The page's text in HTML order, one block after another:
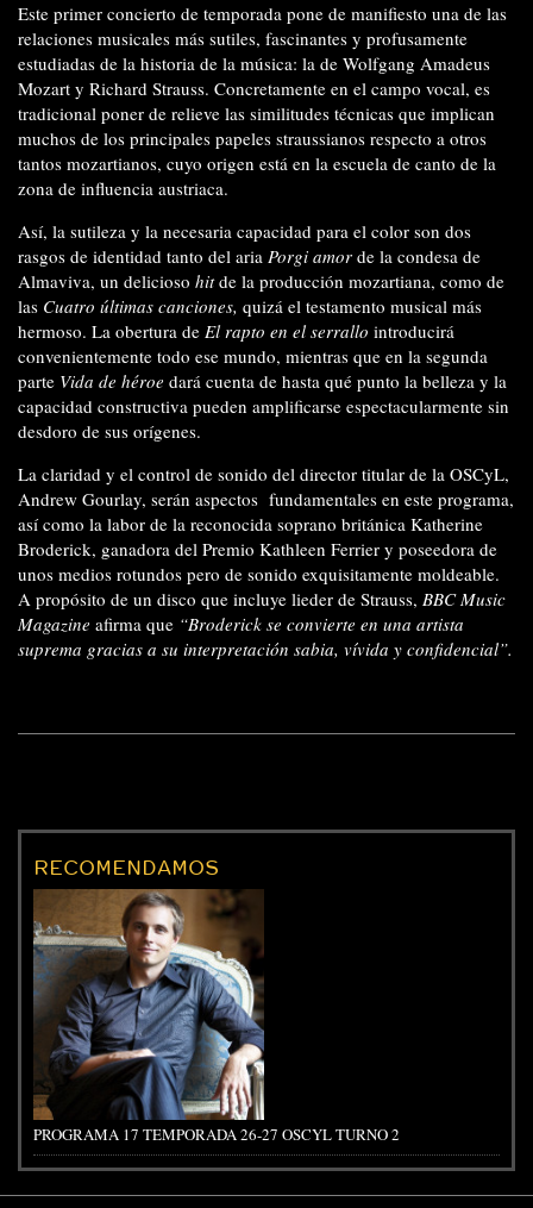
Este primer concierto de temporada pone de manifiesto una de las
relaciones musicales más sutiles, fascinantes y profusamente
estudiadas de la historia de la música: la de Wolfgang Amadeus
Mozart y Richard Strauss. Concretamente en el campo vocal, es
tradicional poner de relieve las similitudes técnicas que implican
muchos de los principales papeles straussianos respecto a otros
tantos mozartianos, cuyo origen está en la escuela de canto de la
zona de influencia austriaca.
Así, la sutileza y la necesaria capacidad para el color son dos
rasgos de identidad tanto del aria Porgi amor de la condesa de
Almaviva, un delicioso hitde la producción mozartiana, como de
las Cuatro últimas canciones, quizá el testamento musical más
hermoso. La obertura de El rapto en el serrallo introducirá
convenientemente todo ese mundo, mientras que en la segunda
parte Vida de héroe dará cuenta de hasta qué punto la belleza y la
capacidad constructiva pueden amplificarse espectacularmente sin
desdoro de sus orígenes.
La claridad y el control de sonido del director titular de la OSCyL,
Andrew Gourlay, serán aspectos fundamentales en este programa,
así como la labor de la reconocida soprano británica Katherine
Broderick, ganadora del Premio Kathleen Ferrier y poseedora de
unos medios rotundos pero de sonido exquisitamente moldeable.
A propósito de un disco que incluye lieder de Strauss, BBC Music
Magazine afirma que “Broderick se convierte en una artista
suprema gracias a su interpretación sabia, vívida y confidencial”.
RECOMENDAMOS
PROGRAMA 17 TEMPORADA 26-27 OSCYL TURNO 2